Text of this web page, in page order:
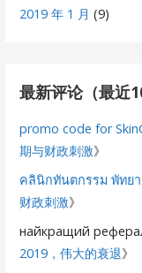
2019 年 1 月 (9)
最新评论（最近
promo code for
期与财政刺激》
คลินิกทันตกรรม พัทยา
财政刺激》
найкращий
2019，伟大的衰退》